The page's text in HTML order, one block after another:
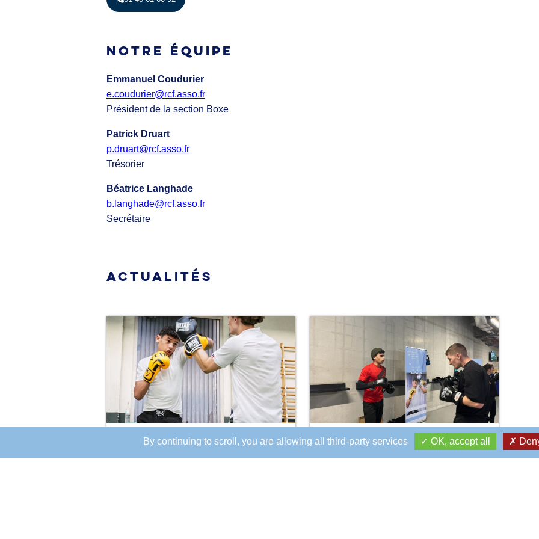
NOTRE ÉQUIPE
Emmanuel Coudurier
e.coudurier@rcf.asso.fr
Président de la section Boxe
Patrick Druart
p.druart@rcf.asso.fr
Trésorier
Béatrice Langhade
b.langhade@rcf.asso.fr
Secrétaire
ACTUALITÉS
BOXE ANGLAISE 1 juillet 2024 BOXE ANGLAISE 11 mars 2024
By continuing to scroll, you are allowing all third-party services OK, accept all